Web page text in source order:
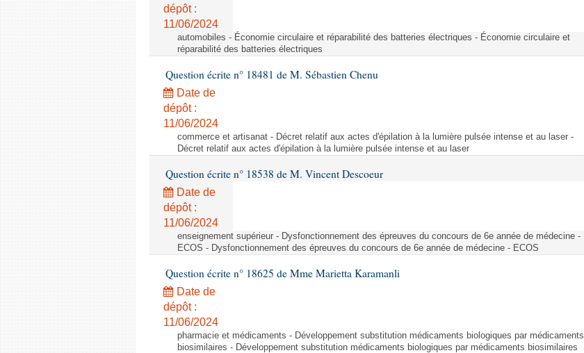
dépôt :
11/06/2024
automobiles - Économie circulaire et réparabilité des batteries électriques - Économie circulaire et
réparabilité des batteries électriques
Question écrite n° 18481 de M. Sébastien Chenu
Date de
dépôt :
11/06/2024
commerce et artisanat - Décret relatif aux actes d'épilation à la lumière pulsée intense et au laser -
Décret relatif aux actes d'épilation à la lumière pulsée intense et au laser
Question écrite n° 18538 de M. Vincent Descoeur
Date de
dépôt :
11/06/2024
enseignement supérieur - Dysfonctionnement des épreuves du concours de 6e année de médecine -
ECOS - Dysfonctionnement des épreuves du concours de 6e année de médecine - ECOS
Question écrite n° 18625 de Mme Marietta Karamanli
Date de
dépôt :
11/06/2024
pharmacie et médicaments - Développement substitution médicaments biologiques par médicaments
biosimilaires - Développement substitution médicaments biologiques par médicaments biosimilaires